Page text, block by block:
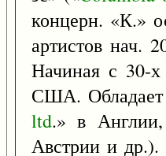
концерн. «К.»
артистов нач.
Начиная с 30-х
США. Обладает
ltd.» в
Австрии и